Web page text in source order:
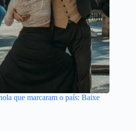
que marcaram o país: Baixe